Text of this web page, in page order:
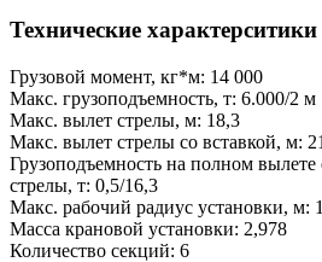
Технические характерситики
Грузовой момент, кг*м: 14 000
Макс. грузоподъемность, т: 6.000/2 м
Макс. вылет стрелы, м: 18,3
Макс. вылет стрелы со вставкой, м:
Грузоподъемность на полном вылете
стрелы, т: 0,5/16,3
Макс. рабочий радиус установки, м:
Масса крановой установки: 2,978
Количество секций: 6